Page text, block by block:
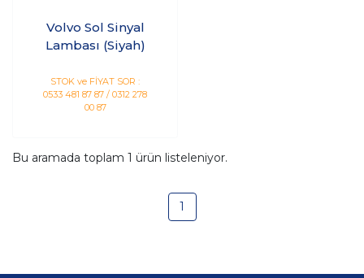
Volvo Sol Sinyal
Lambası (Siyah)
STOK ve FİYAT SOR :
0533 481 87 87 / 0312 278
00 87
Bu aramada toplam 1 ürün listeleniyor.
1